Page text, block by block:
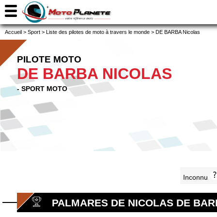
Accueil > Sport > Liste des pilotes de moto à travers le monde > DE BARBA Nicolas
PILOTE MOTO
DE BARBA NICOLAS
- SPORT MOTO
Inconnu
PALMARES DE NICOLAS DE